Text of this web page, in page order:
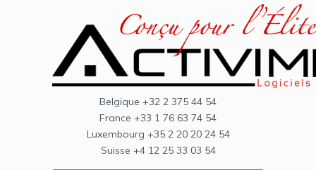
Belgique +32 2 375 44 54
France +33 1 76 63 74 54
Luxembourg +35 2 20 20 24 54
Suisse +4 12 25 33 03 54